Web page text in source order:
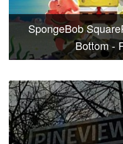
SpongeBob
Bottom -